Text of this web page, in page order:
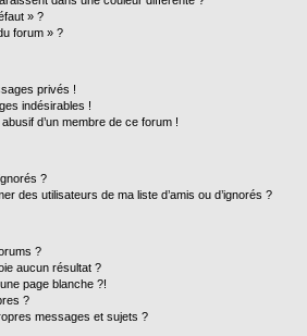
» ?
forum » ?
privés !
indésirables !
d’un membre de ce forum !
?
des utilisateurs de ma liste d’amis ou d’ignorés ?
?
aucun résultat ?
page blanche ?!
?
messages et sujets ?